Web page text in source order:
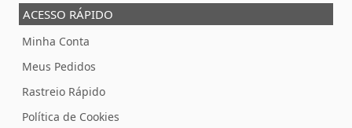
ACESSO RÁPIDO
Minha Conta
Meus Pedidos
Rastreio Rápido
Política de Cookies